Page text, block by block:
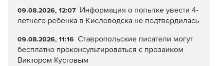
09.08.2026, 12:07 Информация о попытке увести 4-
летнего ребенка в Кисловодска не подтвердилась
09.08.2026, 11:16 Ставропольские писатели могут
бесплатно проконсультироваться с прозаиком
Виктором Кустовым